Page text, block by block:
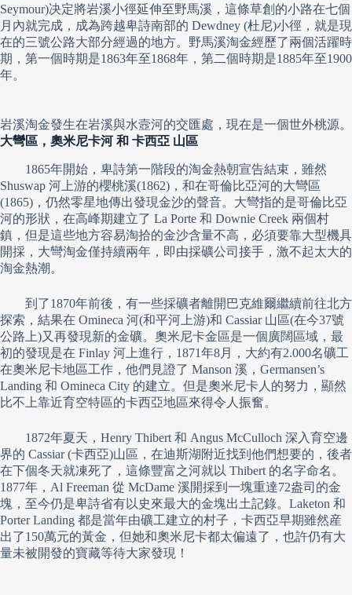
Seymour)决定將岩溪小徑延伸至野馬溪，這條草創的小路在七個
月內就完成，成為跨越卑詩南部的 Dewdney (杜尼)小徑，就是現
在的三號公路大部分經過的地方。野馬溪淘金經歷了兩個活躍時
期，第一個時期是1863年至1868年，第二個時期是1885年至1900
年。
岩溪淘金發生在岩溪與水壼河的交匯處，現在是一個世外桃源。
大彎區，奧米尼卡河 和 卡西亞 山區
1865年開始，卑詩第一階段的淘金熱朝宣告結束，雖然
Shuswap 河上游的櫻桃溪(1862)，和在哥倫比亞河的大彎區
(1865)，仍然零星地傳出發現金沙的聲音。大彎指的是哥倫比亞
河的形狀，在高峰期建立了 La Porte 和 Downie Creek 兩個村
鎮，但是這些地方容易淘拾的金沙含量不高，必須要靠大型機具
開採，大彎淘金僅持續兩年，即由採礦公司接手，激不起太大的
淘金熱潮。
到了1870年前後，有一些採礦者離開巴克維爾繼續前往北方
探索，結果在 Omineca 河(和平河上游)和 Cassiar 山區(在今37號
公路上)又再發現新的金礦。奧米尼卡金區是一個廣闊區域，最
初的發現是在 Finlay 河上進行，1871年8月，大約有2.000名礦工
在奧米尼卡地區工作，他們見證了 Manson 溪，Germansen’s
Landing 和 Omineca City 的建立。但是奧米尼卡人的努力，顯然
比不上靠近育空特區的卡西亞地區來得令人振奮。
1872年夏天，Henry Thibert 和 Angus McCulloch 深入育空邊
界的 Cassiar (卡西亞)山區，在迪斯湖附近找到他們想要的，後者
在下個冬天就凍死了，這條豐富之河就以 Thibert 的名字命名。
1877年，Al Freeman 從 McDame 溪開採到一塊重達72盎司的金
塊，至今仍是卑詩省有以史來最大的金塊出土記錄。Laketon 和
Porter Landing 都是當年由礦工建立的村子，卡西亞早期雖然産
出了150萬元的黃金，但她和奧米尼卡都太偏遠了，也許仍有大
量未被開發的寶藏等待大家發現！